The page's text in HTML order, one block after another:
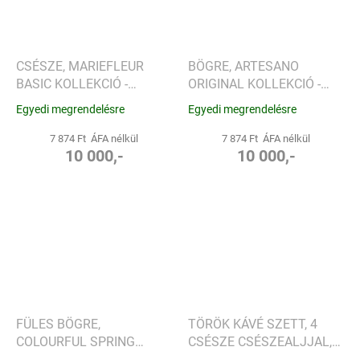
CSÉSZE, MARIEFLEUR
BASIC KOLLEKCIÓ -
VILLEROY & BOCH
Egyedi megrendelésre
7 874 Ft ÁFA nélkül
10 000,-
BÖGRE, ARTESANO
ORIGINAL KOLLEKCIÓ -
VILLEROY & BOCH
Egyedi megrendelésre
7 874 Ft ÁFA nélkül
10 000,-
FÜLES BÖGRE,
COLOURFUL SPRING
TÖRÖK KÁVÉ SZETT, 4
CSÉSZE CSÉSZEALJJAL,